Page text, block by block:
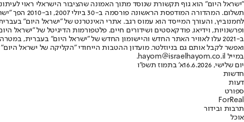
"ישראל היום" הוא גוף תקשורת שנוסד מתוך האמונה שהציבור הישראלי ראוי
תשלום.
ופרשנויות, וידיאו, פודקאסטים ושידורים חיים. פלטפורמות הדיגיטל של "ישראל
ב-2021 עלו לאוויר האתר החדש והיישומון החדש של "ישראל היום" בעברית,
ואפשר לקבל אותם גם בניוזלטר. מועדון ההטבות הייחודי "הקליקה של ישראל
במייל hayom@israelhayom.co.il.
יום שלישי, 16.6.2026
א' בתמוז תשפ"ו
חדשות
דעות
ספורט
ForReal
תרבות ובידור
אוכל